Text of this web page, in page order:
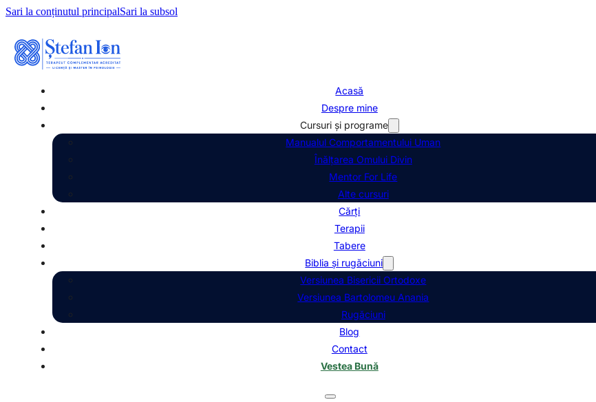
Sari la conținutul principalSari la subsol
Acasă
Despre mine
Cursuri şi programe
Manualul Comportamentului Uman
Înălţarea Omului Divin
Mentor For Life
Alte cursuri
Cărți
Terapii
Tabere
Biblia şi rugăciuni
Versiunea Bisericii Ortodoxe
Versiunea Bartolomeu Anania
Rugăciuni
Blog
Contact
Vestea Bună